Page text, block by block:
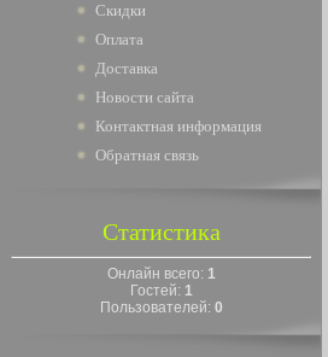
Скидки
Оплата
Доставка
Новости сайта
Контактная информация
Обратная связь
Статистика
Онлайн всего: 1
Гостей: 1
Пользователей: 0